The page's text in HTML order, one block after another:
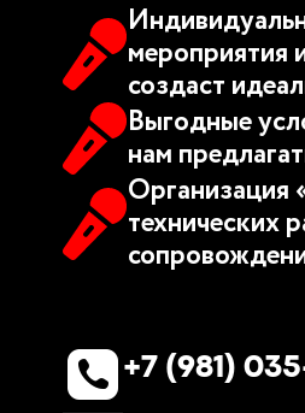
мероприятия
создаст
Выгодные
нам
технических
+7 (981)